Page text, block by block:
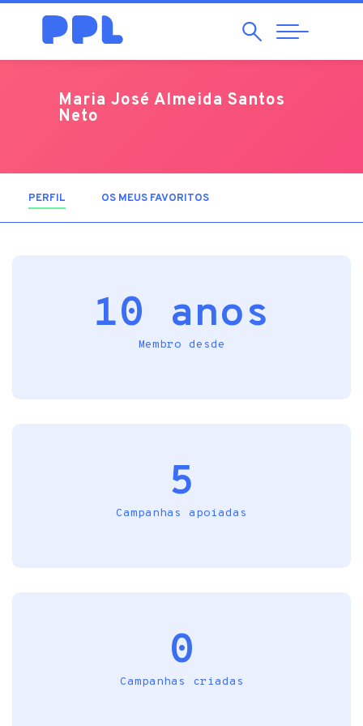
Pesquisar
Abrir
Navegação
Maria José Almeida Santos
Neto
PERFIL (SEPARADOR ATIVO)
OS MEUS FAVORITOS
10 anos
Membro desde
5
Campanhas apoiadas
0
Campanhas criadas